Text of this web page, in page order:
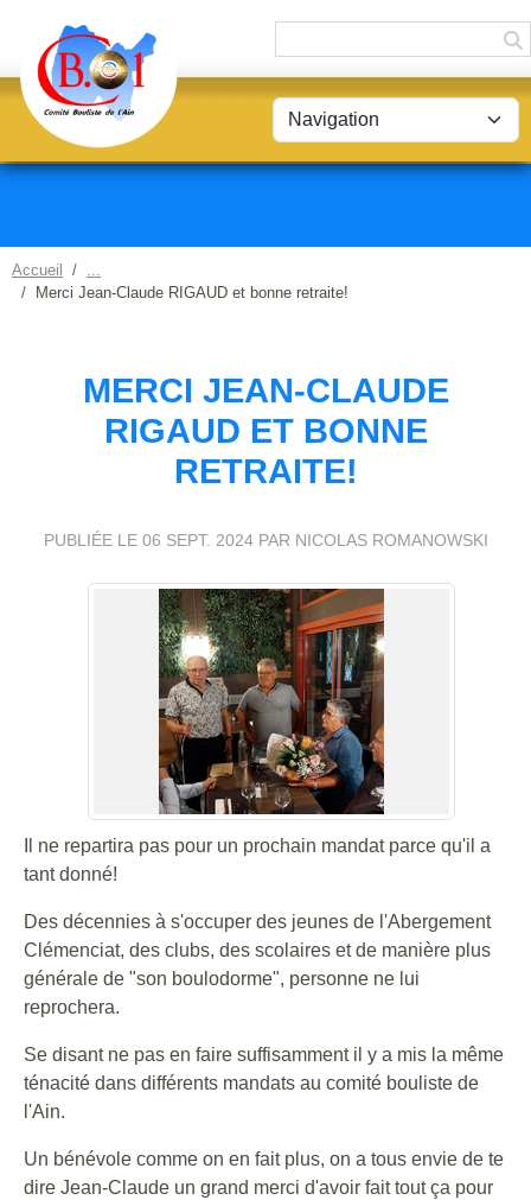
Accueil
Merci Jean-Claude RIGAUD et bonne retraite!
MERCI JEAN-CLAUDE
RIGAUD ET BONNE
RETRAITE!
PUBLIÉE LE 06 SEPT. 2024PAR NICOLAS ROMANOWSKI
Il ne repartira pas pour un prochain mandat parce qu'il a
tant donné!
Des décennies à s'occuper des jeunes de l'Abergement
Clémenciat, des clubs, des scolaires et de manière plus
générale de "son boulodorme", personne ne lui
reprochera.
Se disant ne pas en faire suffisamment il y a mis la même
ténacité dans différents mandats au comité bouliste de
l'Ain.
Un bénévole comme on en fait plus, on a tous envie de te
dire Jean-Claude un grand merci d'avoir fait tout ça pour